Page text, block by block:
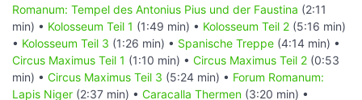
Romanum: Tempel des Antonius Pius und der Faustina (2:11
min) • Kolosseum Teil 1 (1:49 min) • Kolosseum Teil 2 (5:16 min)
• Kolosseum Teil 3 (1:26 min) • Spanische Treppe (4:14 min) •
Circus Maximus Teil 1 (1:10 min) • Circus Maximus Teil 2 (0:53
min) • Circus Maximus Teil 3 (5:24 min) • Forum Romanum:
Lapis Niger (2:37 min) • Caracalla Thermen (3:20 min) •